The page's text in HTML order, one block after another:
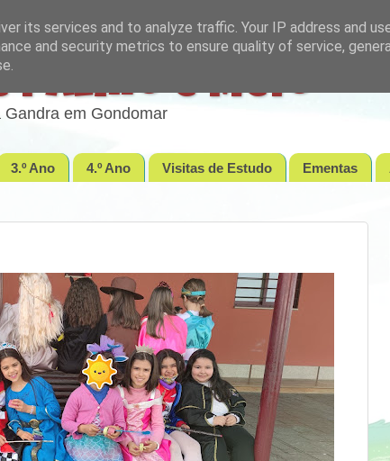
e Meio
em Gondomar
3.º Ano 4.º Ano Visitas de Estudo Ementas
its services and to analyze traffic. Your IP address and
and security metrics to ensure quality of service,